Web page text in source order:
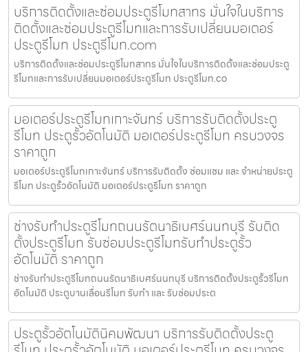
บริการติดตั้งและซ่อมประตูรีโมทสาทร มั่นใจในบริการ
ติดตั้งและซ่อมประตูรีโมทและการรับเปลี่ยนมอเตอร์
ประตูรีโมท ประตูรีโมท.com
บริการติดตั้งและซ่อมประตูรีโมทสาทร มั่นใจในบริการติดตั้งและซ่อมประตู
รีโมทและการรับเปลี่ยนมอเตอร์ประตูรีโมท ประตูรีโมท.co
มอเตอร์ประตูรีโมทเกาะจันทร์ บริการรับติดตั้งประตู
รีโมท ประตูรั้วอัตโนมัติ มอเตอร์ประตูรีโมท ครบวงจร
ราคาถูก
มอเตอร์ประตูรีโมทเกาะจันทร์ บริการรับติดตั้ง ซ่อมแซม และ จำหน่ายประตู
รีโมท ประตูรั้วอัตโนมัติ มอเตอร์ประตูรีโมท ราคาถูก
ช่างรับทำประตูรีโมทถนนรัตนาธิเบศร์นนทบุรี รับติด
ตั้งประตูรีโมท รับซ่อมประตูรีโมทรับทำประตูรั้ว
อัตโนมัติ ราคาถูก
ช่างรับทำประตูรีโมทถนนรัตนาธิเบศร์นนทบุรี บริการติดตั้งประตูรั้วรีโมท
อัตโนมัติ ประตูบานเลื่อนรีโมท รับทำ และ รับซ่อมประต
ประตูรั้วอัตโนมัตินิคมพัฒนา บริการรับติดตั้งประตู